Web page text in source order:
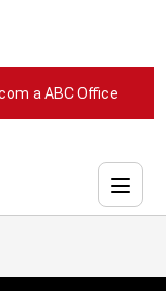
a ABC Office